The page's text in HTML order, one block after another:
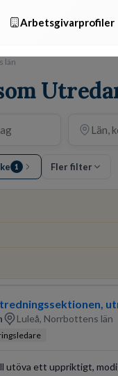
Arbetsgivarprofiler
län
1 Fler filter
Luleå, Norrbottens län
utöva ett uppriktigt,